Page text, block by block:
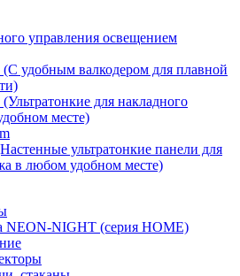
управления освещением
удобным валкодером для плавной
для накладного
месте)
ультратонкие панели для
в любом удобном месте)
NEON-NIGHT (серия HOME)